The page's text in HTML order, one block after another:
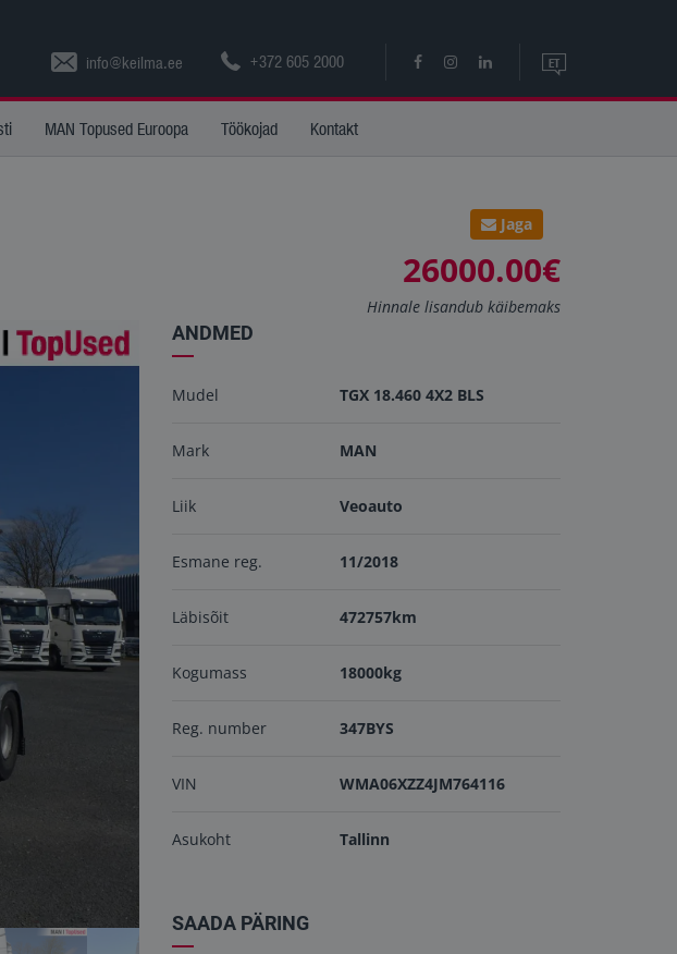
info@keilma.ee +372 605 2000 ET
MAN Topused Euroopa Töökojad Kontakt
Jaga
26000.00€
Hinnale lisandub käibemaks
ANDMED
Mudel TGX 18.460 4X2 BLS
Mark MAN
Liik Veoauto
Esmane reg. 11/2018
Läbisõit 472757km
Kogumass 18000kg
Reg. number 347BYS
VIN WMA06XZZ4JM764116
Asukoht Tallinn
SAADA PÄRING